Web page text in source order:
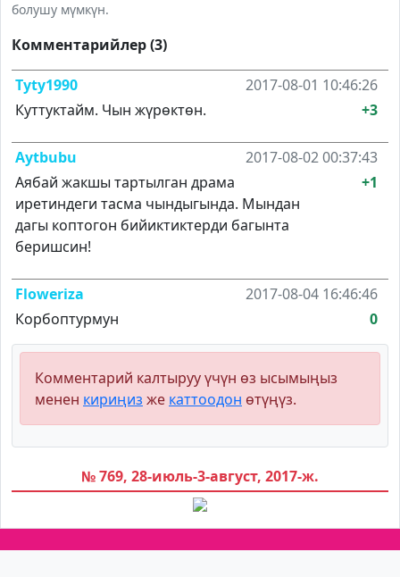
болушу мүмкүн.
Комментарийлер (3)
Tyty1990
2017-08-01 10:46:26
Куттуктайм. Чын жүрөктөн.
+3
Aytbubu
2017-08-02 00:37:43
Аябай жакшы тартылган драма
иретиндеги тасма чындыгында. Мындан
дагы коптогон бийиктиктерди багынта
беришсин!
+1
Floweriza
2017-08-04 16:46:46
Корбоптурмун
0
Комментарий калтыруу үчүн өз ысымыңыз
менен кириңиз же каттоодон өтүңүз.
№ 769, 28-июль-3-август, 2017-ж.